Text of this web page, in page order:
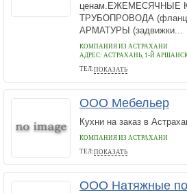
ценам.ЕЖЕМЕСЯЧНЫЕ
ТРУБОПРОВОДА
АРМАТУРЫ (задвижки...
КОМПАНИЯ ИЗ АСТРАХАНИ
АДРЕС: АСТРАХАНЬ, 1-Й
ТЕЛ:ПОКАЗАТЬ
8-800-505-62-20
ООО Мебельер
Кухни на заказ в
КОМПАНИЯ ИЗ АСТРАХАНИ
ТЕЛ:ПОКАЗАТЬ
+79270704106
ООО Натяжные